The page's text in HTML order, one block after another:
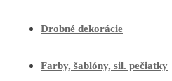
Drobné dekorácie
Farby, šablóny, sil. pečiatky